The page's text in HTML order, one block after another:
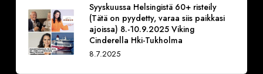
Syyskuussa Helsingistä 60+ risteily
(Tätä on pyydetty, varaa siis paikkasi
ajoissa) 8.-10.9.2025 Viking
Cinderella Hki-Tukholma
8.7.2025